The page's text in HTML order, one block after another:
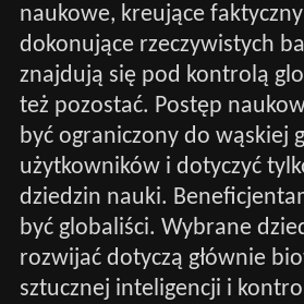
naukowe, kreujące
dokonujące rzeczywistych
znajdują się pod kontrolą
też pozostać. Postęp
być ograniczony do wąskiej
użytkowników i dotyczyć
dziedzin nauki.
być globaliści. Wybrane
rozwijać dotyczą głównie
sztucznej inteligencji i